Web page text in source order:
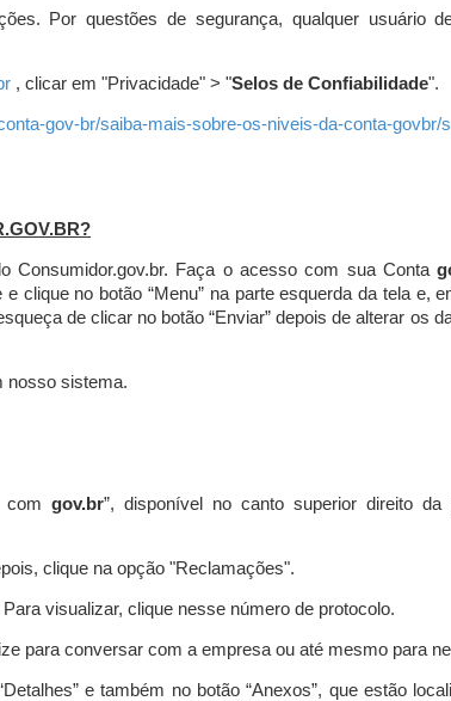
Por questões de segurança, qualquer usuário
, clicar em "Privacidade" > "Selos de Confiabilidade".
gov-br/saiba-mais-sobre-os-niveis-da-conta-govbr/
Consumidor.gov.br. Faça o acesso com sua Conta
e clique no botão “Menu” na parte esquerda da tela e,
de clicar no botão “Enviar” depois de alterar os
nosso sistema.
com gov.br”, disponível no canto superior direito da
clique na opção "Reclamações".
visualizar, clique nesse número de protocolo.
para conversar com a empresa ou até mesmo para
e também no botão “Anexos”, que estão